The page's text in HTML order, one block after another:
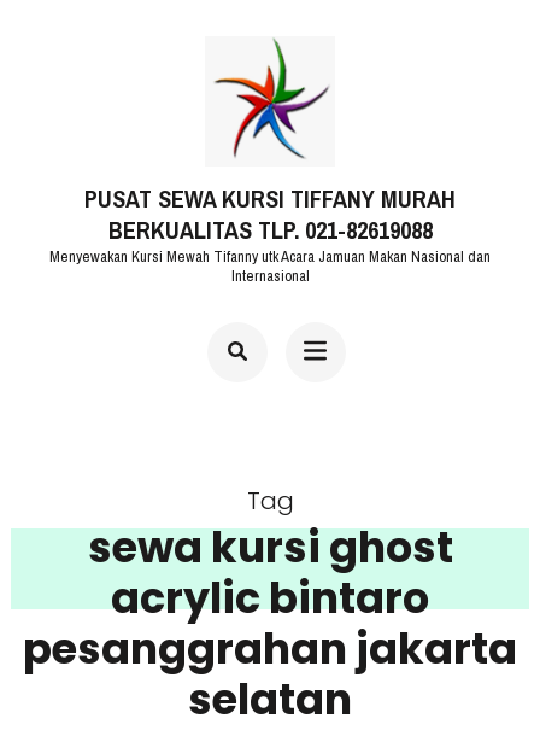
PUSAT SEWA KURSI TIFFANY MURAH
BERKUALITAS TLP. 021-82619088
Menyewakan Kursi Mewah Tifanny utk Acara Jamuan Makan Nasional dan
Internasional
Tag
sewa kursi ghost
acrylic bintaro
pesanggrahan jakarta
selatan